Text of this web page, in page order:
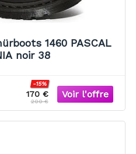
1460 PASCAL
VIRGINIA noir 38
170 €
-15%
200 €